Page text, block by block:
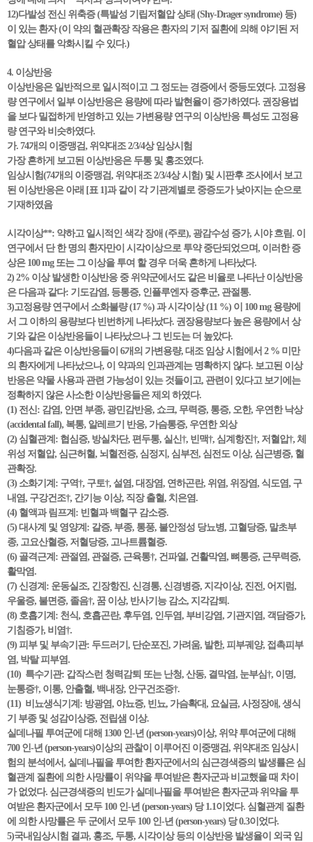
12)다발성 전신 위축증 (특발성 기립저혈압 상태 (Shy-Drager syndrome) 등)
이 있는 환자 (이 약의 혈관확장 작용은 환자의 기저 질환에 의해 야기된 저
혈압 상태를 악화시킬 수 있다.)
4. 이상반응
이상반응은 일반적으로 일시적이고 그 정도는 경증에서 중등도였다. 고정용
량 연구에서 일부 이상반응은 용량에 따라 발현율이 증가하였다. 권장용법
을 보다 밀접하게 반영하고 있는 가변용량 연구의 이상반응 특성도 고정용
량 연구와 비슷하였다.
가. 74개의 이중맹검, 위약대조 2/3/4상 임상시험
가장 흔하게 보고된 이상반응은 두통 및 홍조였다.
임상시험(74개의 이중맹검, 위약대조 2/3/4상 시험) 및 시판후 조사에서 보고
된 이상반응은 아래 [표 1]과 같이 각 기관계별로 중증도가 낮아지는 순으로
기재하였음
시각이상**: 약하고 일시적인 색각 장애 (주로), 광감수성 증가, 시야 흐림. 이
연구에서 단 한 명의 환자만이 시각이상으로 투약 중단되었으며, 이러한 증
상은 100 mg 또는 그 이상을 투여 할 경우 더욱 흔하게 나타났다.
2) 2% 이상 발생한 이상반응 중 위약군에서도 같은 비율로 나타난 이상반응
은 다음과 같다: 기도감염, 등통증, 인플루엔자 증후군, 관절통.
3)고정용량 연구에서 소화불량 (17 %) 과 시각이상 (11 %) 이 100 mg 용량에
서 그 이하의 용량보다 빈번하게 나타났다. 권장용량보다 높은 용량에서 상
기와 같은 이상반응들이 나타났으나 그 빈도는 더 높았다.
4)다음과 같은 이상반응들이 6개의 가변용량, 대조 임상 시험에서 2 % 미만
의 환자에게 나타났으나, 이 약과의 인과관계는 명확하지 않다. 보고된 이상
반응은 약물 사용과 관련 가능성이 있는 것들이고, 관련이 있다고 보기에는
정확하지 않은 사소한 이상반응들은 제외 하였다.
(1) 전신: 감염, 안면 부종, 광민감반응, 쇼크, 무력증, 통증, 오한, 우연한 낙상
(accidental fall), 복통, 알레르기 반응, 가슴통증, 우연한 외상
(2) 심혈관계: 협심증, 방실차단, 편두통, 실신†, 빈맥†, 심계항진†, 저혈압†, 체
위성 저혈압, 심근허혈, 뇌혈전증, 심정지, 심부전, 심전도 이상, 심근병증, 혈
관확장.
(3) 소화기계: 구역†, 구토†, 설염, 대장염, 연하곤란, 위염, 위장염, 식도염, 구
내염, 구강건조†, 간기능 이상, 직장 출혈, 치은염.
(4) 혈액과 림프계: 빈혈과 백혈구 감소증.
(5) 대사계 및 영양계: 갈증, 부종, 통풍, 불안정성 당뇨병, 고혈당증, 말초부
종, 고요산혈증, 저혈당증, 고나트륨혈증.
(6) 골격근계: 관절염, 관절증, 근육통†, 건파열, 건활막염, 뼈통증, 근무력증,
활막염.
(7) 신경계: 운동실조, 긴장항진, 신경통, 신경병증, 지각이상, 진전, 어지럼,
우울증, 불면증, 졸음†, 꿈 이상, 반사기능 감소, 지각감퇴.
(8) 호흡기계: 천식, 호흡곤란, 후두염, 인두염, 부비강염, 기관지염, 객담증가,
기침증가, 비염†.
(9) 피부 및 부속기관: 두드러기, 단순포진, 가려움, 발한, 피부궤양, 접촉피부
염, 박탈 피부염.
(10) 특수기관: 갑작스런 청력감퇴 또는 난청, 산동, 결막염, 눈부심†, 이명,
눈통증†, 이통, 안출혈, 백내장, 안구건조증†.
(11) 비뇨생식기계: 방광염, 야뇨증, 빈뇨, 가슴확대, 요실금, 사정장애, 생식
기 부종 및 성감이상증, 전립샘 이상.
실데나필 투여군에 대해 1300 인-년 (person-years)이상, 위약 투여군에 대해
700 인-년 (person-years)이상의 관찰이 이루어진 이중맹검, 위약대조 임상시
험의 분석에서, 실데나필을 투여한 환자군에서의 심근경색증의 발생률은 심
혈관계 질환에 의한 사망률이 위약을 투여받은 환자군과 비교했을 때 차이
가 없었다. 심근경색증의 빈도가 실데나필을 투여받은 환자군과 위약을 투
여받은 환자군에서 모두 100 인-년 (person-years) 당 1.1이었다. 심혈관계 질환
에 의한 사망률은 두 군에서 모두 100 인-년 (person-years) 당 0.3이었다.
5)국내임상시험 결과, 홍조, 두통, 시각이상 등의 이상반응 발생율이 외국 임